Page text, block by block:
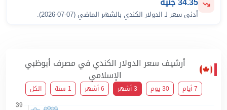
أدنى سعر لـ الدولار الكندي بالشهر الماضي (07-07-2026).
أرشيف سعر الدولار الكندي في مصرف أبوظبي
الإسلامي
7 أيام 30 يوم 3 أشهر 6 أشهر 1 سنة الكل